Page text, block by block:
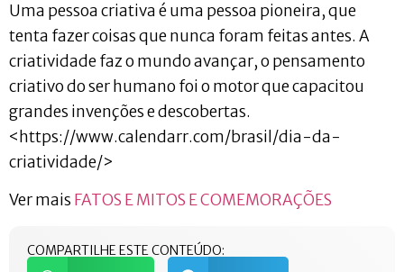
Uma pessoa criativa é uma pessoa pioneira, que
tenta fazer coisas que nunca foram feitas antes. A
criatividade faz o mundo avançar, o pensamento
criativo do ser humano foi o motor que capacitou
grandes invenções e descobertas.
<https://www.calendarr.com/brasil/dia-da-
criatividade/>
Ver mais FATOS E MITOS E COMEMORAÇÕES
COMPARTILHE ESTE CONTEÚDO: